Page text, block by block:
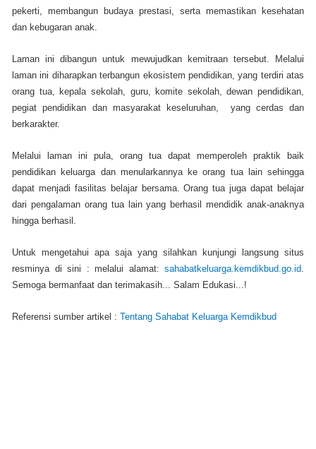
pekerti, membangun budaya prestasi, serta memastikan kesehatan
dan kebugaran anak.
Laman ini dibangun untuk mewujudkan kemitraan tersebut. Melalui
laman ini diharapkan terbangun ekosistem pendidikan, yang terdiri atas
orang tua, kepala sekolah, guru, komite sekolah, dewan pendidikan,
pegiat pendidikan dan masyarakat keseluruhan, yang cerdas dan
berkarakter.
Melalui laman ini pula, orang tua dapat memperoleh praktik baik
pendidikan keluarga dan menularkannya ke orang tua lain sehingga
dapat menjadi fasilitas belajar bersama. Orang tua juga dapat belajar
dari pengalaman orang tua lain yang berhasil mendidik anak-anaknya
hingga berhasil.
Untuk mengetahui apa saja yang silahkan kunjungi langsung situs
resminya di sini : melalui alamat: sahabatkeluarga.kemdikbud.go.id
Semoga bermanfaat dan terimakasih... Salam Edukasi...!
Referensi sumber artikel : Tentang Sahabat Keluarga Kemdikbud